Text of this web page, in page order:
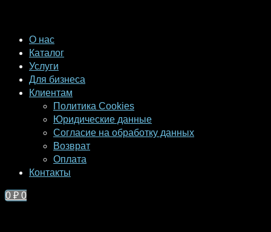
О нас
Каталог
Услуги
Для бизнеса
Клиентам
Политика Cookies
Юридические данные
Согласие на обработку данных
Возврат
Оплата
Контакты
0 ₽ 0